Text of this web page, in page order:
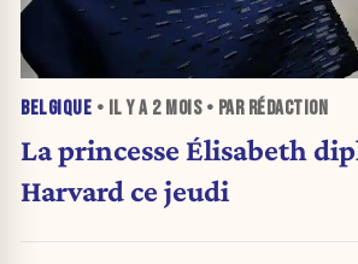
BELGIQUE • IL Y A 2 MOIS• PAR RÉDACTION
La princesse Élisabeth
Harvard ce jeudi